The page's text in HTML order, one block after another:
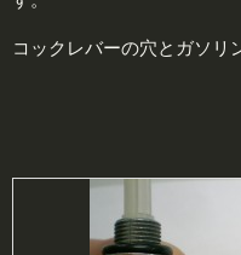
コックレバーの穴とガソリ